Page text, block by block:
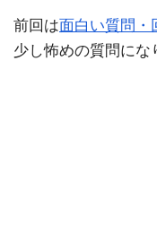
前回は面白い質問・
少し怖めの質問にな